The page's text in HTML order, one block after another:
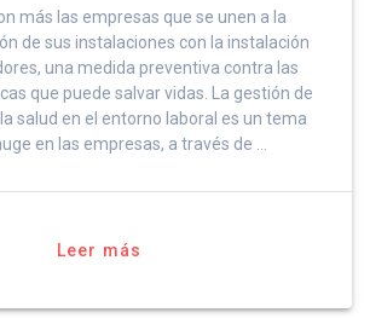
más las empresas que se unen a la
de sus instalaciones con la instalación
una medida preventiva contra las
que puede salvar vidas. La gestión de
salud en el entorno laboral es un tema
en las empresas, a través de …
Leer más